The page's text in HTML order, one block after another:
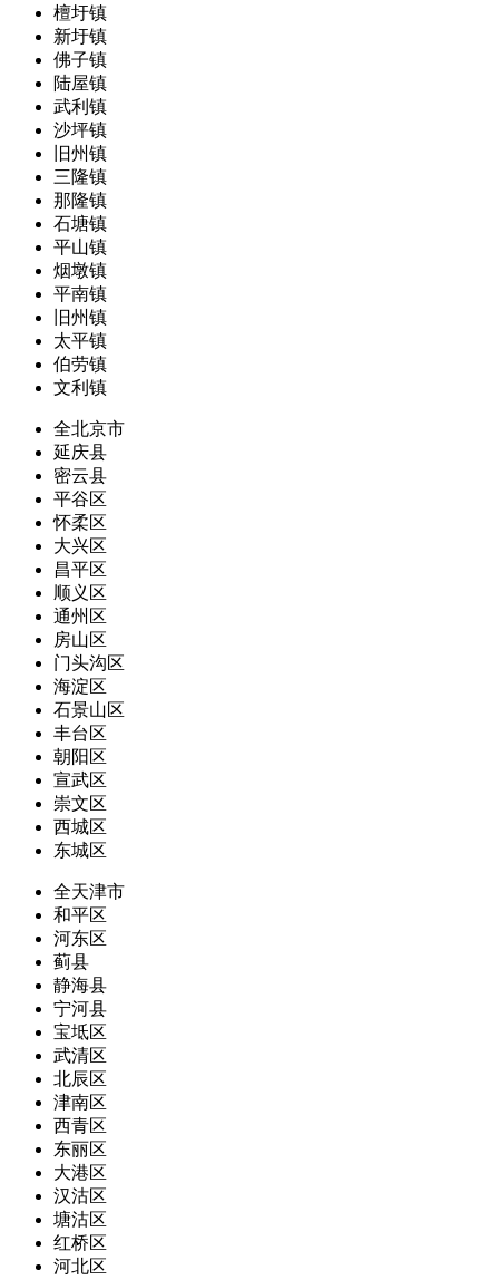
檀圩镇
新圩镇
佛子镇
陆屋镇
武利镇
沙坪镇
旧州镇
三隆镇
那隆镇
石塘镇
平山镇
烟墩镇
平南镇
旧州镇
太平镇
伯劳镇
文利镇
全北京市
延庆县
密云县
平谷区
怀柔区
大兴区
昌平区
顺义区
通州区
房山区
门头沟区
海淀区
石景山区
丰台区
朝阳区
宣武区
崇文区
西城区
东城区
全天津市
和平区
河东区
蓟县
静海县
宁河县
宝坻区
武清区
北辰区
津南区
西青区
东丽区
大港区
汉沽区
塘沽区
红桥区
河北区